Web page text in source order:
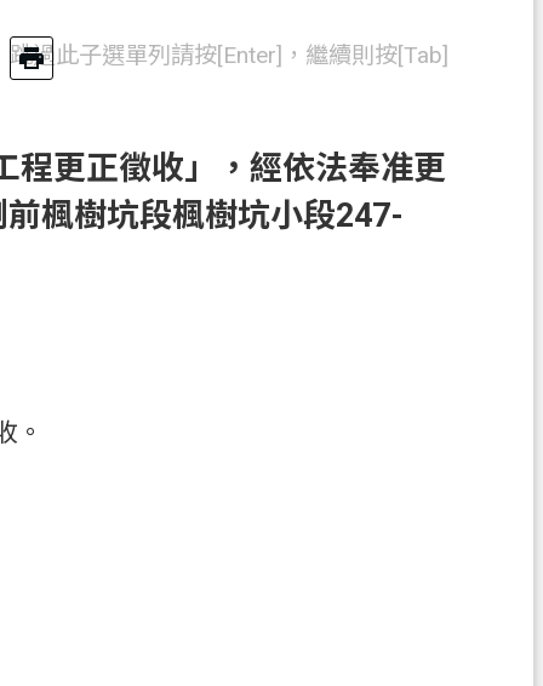
跳過此子選單列請按[Enter]，繼續則按[Tab]
程更正徵收」，經依法奉准更
楓樹坑段楓樹坑小段247-
。